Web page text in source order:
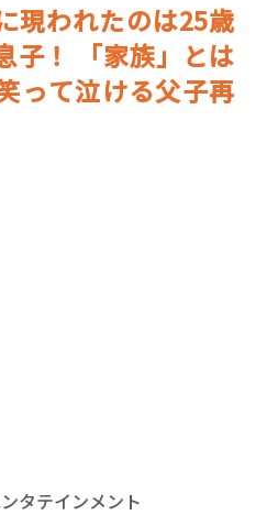
現われたのは25歳
子！ 「家族」とは
って泣ける父子再
タテインメント